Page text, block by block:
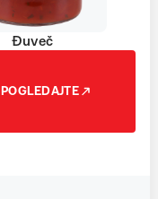
Đuveč
POGLEDAJTE